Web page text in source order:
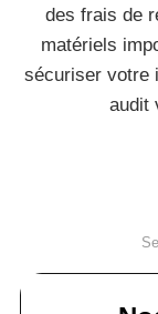
des frais de
matériels
sécuriser votre
audit